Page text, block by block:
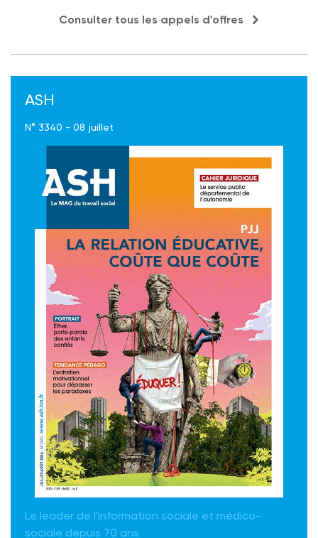
Consulter tous les appels d'offres
ASH
N° 3340 - 08 juillet
Le leader de l'information sociale et médico-
sociale depuis 70 ans